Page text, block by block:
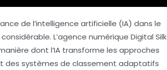
de l’intelligence artificielle (IA) dans le
L’agence numérique Digital Silk
dont l’IA transforme les approches
des systèmes de classement adaptatifs